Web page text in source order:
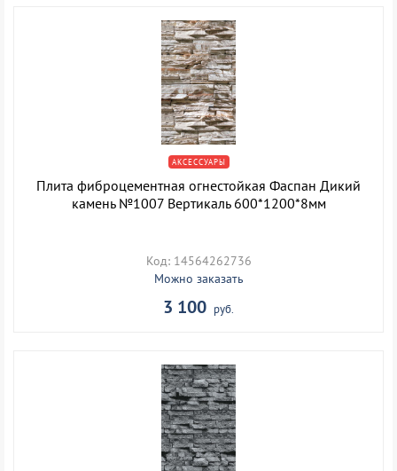
АКСЕССУАРЫ
Плита фиброцементная огнестойкая Фаспан Дикий
камень №1007 Вертикаль 600*1200*8мм
Код: 14564262736
Можно заказать
3 100 руб.